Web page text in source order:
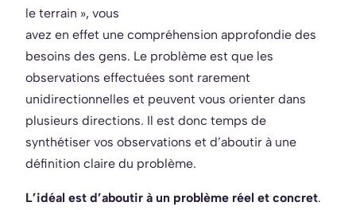
le terrain », vous
avez en effet une compréhension approfondie des
besoins des gens. Le problème est que les
observations effectuées sont rarement
unidirectionnelles et peuvent vous orienter dans
plusieurs directions. Il est donc temps de
synthétiser vos observations et d’aboutir à une
définition claire du problème.
L’idéal est d’aboutir à un problème réel et concret.